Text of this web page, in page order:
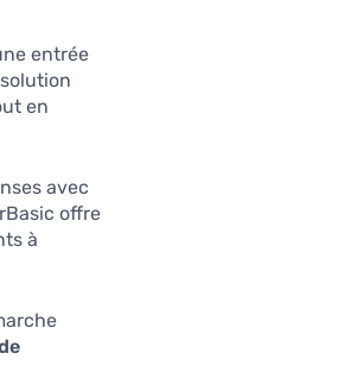
entrée
en
avec
offre
à